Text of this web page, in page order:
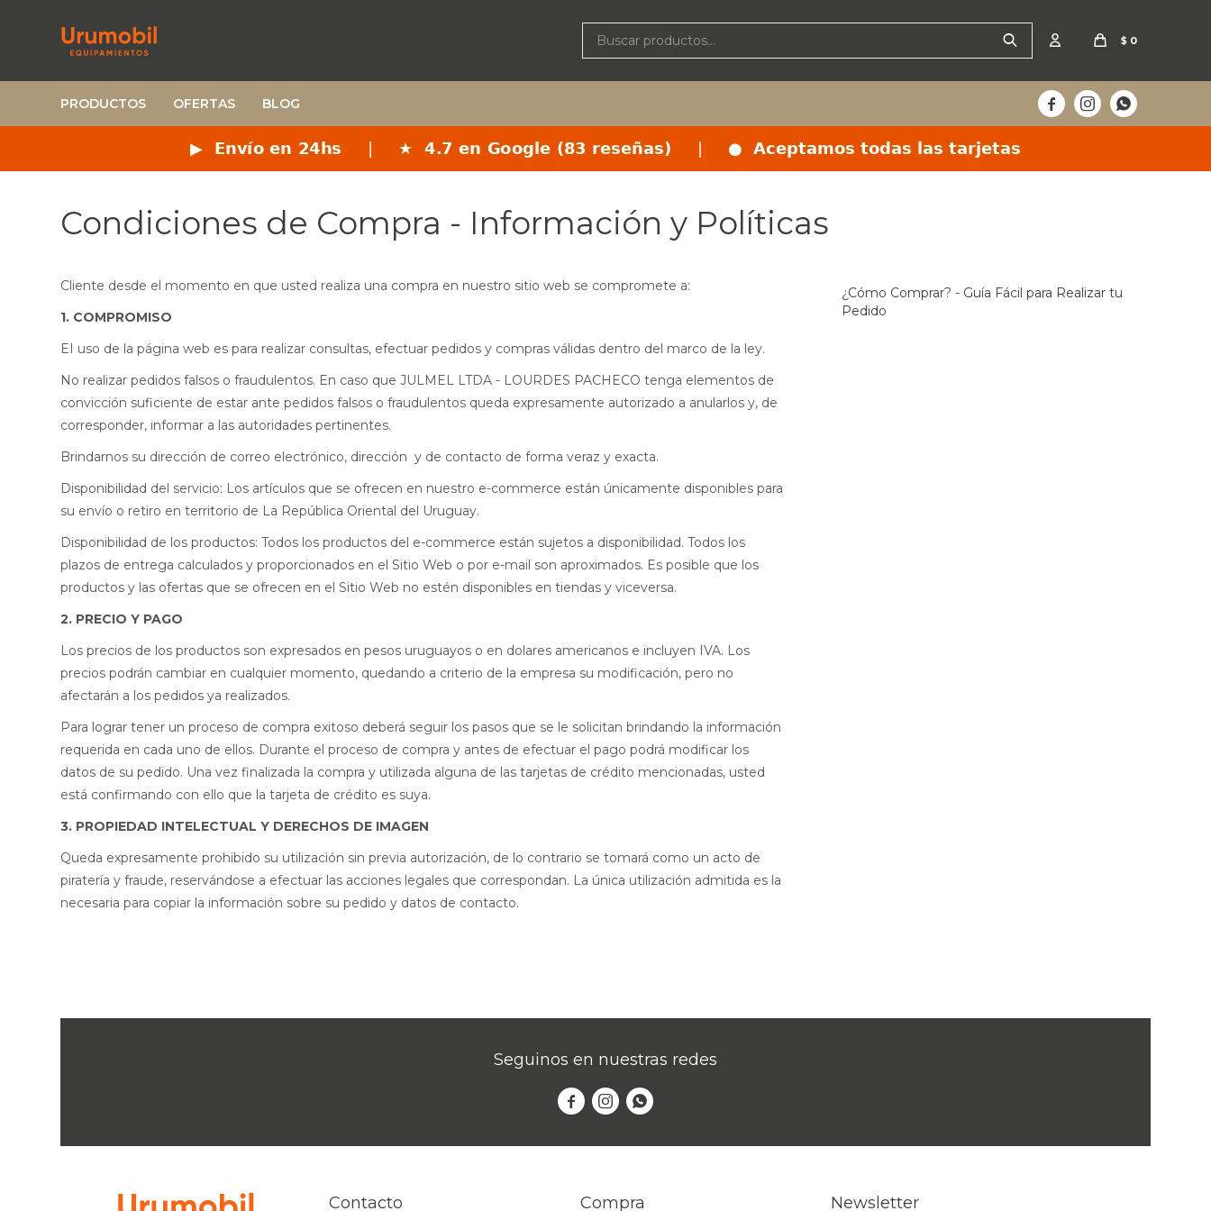
PRODUCTOS OFERTAS BLOG
$ 0
  
Condiciones de Compra - Información y Políticas
Cliente desde el momento en que usted realiza una compra en nuestro sitio web se compromete a:
1. COMPROMISO
EI uso de la página web es para realizar consultas, efectuar pedidos y compras válidas dentro del marco de la ley.
No realizar pedidos falsos o fraudulentos. En caso que JULMEL LTDA - LOURDES PACHECO tenga elementos de
convicción suficiente de estar ante pedidos falsos o fraudulentos queda expresamente autorizado a anularlos y, de
corresponder, informar a las autoridades pertinentes.
Brindarnos su dirección de correo electrónico, dirección y de contacto de forma veraz y exacta.
Disponibilidad del servicio: Los artículos que se ofrecen en nuestro e-commerce están únicamente disponibles para
su envío o retiro en territorio de La República Oriental del Uruguay.
Disponibilidad de los productos: Todos los productos del e-commerce están sujetos a disponibilidad. Todos los
plazos de entrega calculados y proporcionados en el Sitio Web o por e-mail son aproximados. Es posible que los
productos y las ofertas que se ofrecen en el Sitio Web no estén disponibles en tiendas y viceversa.
2. PRECIO Y PAGO
Los precios de los productos son expresados en pesos uruguayos o en dolares americanos e incluyen IVA. Los
precios podrán cambiar en cualquier momento, quedando a criterio de la empresa su modificación, pero no
afectarán a los pedidos ya realizados.
Para lograr tener un proceso de compra exitoso deberá seguir los pasos que se le solicitan brindando la información
requerida en cada uno de ellos. Durante el proceso de compra y antes de efectuar el pago podrá modificar los
datos de su pedido. Una vez finalizada la compra y utilizada alguna de las tarjetas de crédito mencionadas, usted
está confirmando con ello que la tarjeta de crédito es suya.
3. PROPIEDAD INTELECTUAL Y DERECHOS DE IMAGEN
Queda expresamente prohibido su utilización sin previa autorización, de lo contrario se tomará como un acto de
piratería y fraude, reservándose a efectuar las acciones legales que correspondan. La única utilización admitida es la
necesaria para copiar la información sobre su pedido y datos de contacto.
¿Cómo Comprar? - Guía Fácil para Realizar tu
Pedido
Seguinos en nuestras redes
  
Contacto Compra Newsletter